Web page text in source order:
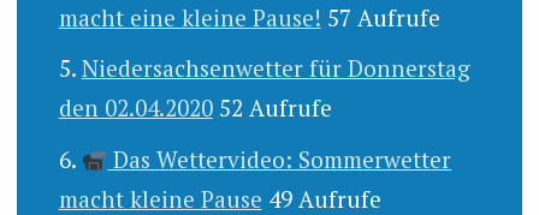
macht eine kleine Pause! 57 Aufrufe
Niedersachsenwetter für Donnerstag
den 02.04.2020 52 Aufrufe
Das Wettervideo: Sommerwetter
macht kleine Pause 49 Aufrufe